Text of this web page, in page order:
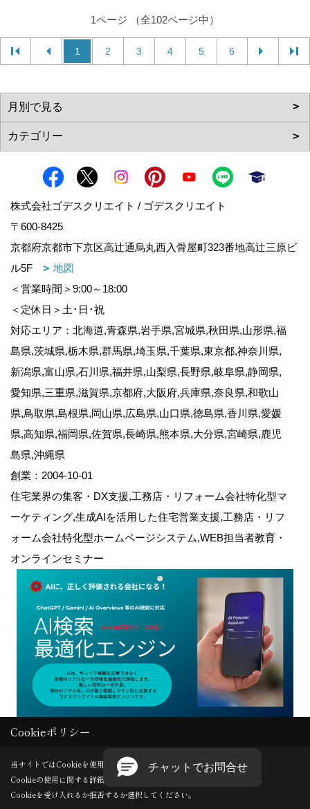
1ページ （全102ページ中）
1 2 3 4 5 6
株式会社ゴデスクリエイト / ゴデスクリエイト
〒600-8425
京都府京都市下京区高辻通烏丸西入骨屋町323番地高辻三原ビ
ル5F
地図
＜営業時間＞9:00～18:00
＜定休日＞土･日･祝
対応エリア：北海道,青森県,岩手県,宮城県,秋田県,山形県,福
島県,茨城県,栃木県,群馬県,埼玉県,千葉県,東京都,神奈川県,
新潟県,富山県,石川県,福井県,山梨県,長野県,岐阜県,静岡県,
愛知県,三重県,滋賀県,京都府,大阪府,兵庫県,奈良県,和歌山
県,鳥取県,島根県,岡山県,広島県,山口県,徳島県,香川県,愛媛
県,高知県,福岡県,佐賀県,長崎県,熊本県,大分県,宮崎県,鹿児
島県,沖縄県
創業：2004-10-01
住宅業界の集客・DX支援,工務店・リフォーム会社特化型マ
ーケティング,生成AIを活用した住宅営業支援,工務店・リフ
ォーム会社特化型ホームページシステム,WEB担当者教育・
オンラインセミナー
Copyright (c) GODDESS CREATE. All Rights Reserved.
Produced byゴデスクリエイト
Cookieポリシー
当サイトではCookieを使用します。
Cookieの使用に関する詳細は 「プライバシーポリシー
」をご覧ください。
Cookieを受け入れるか拒否するか選択してください。